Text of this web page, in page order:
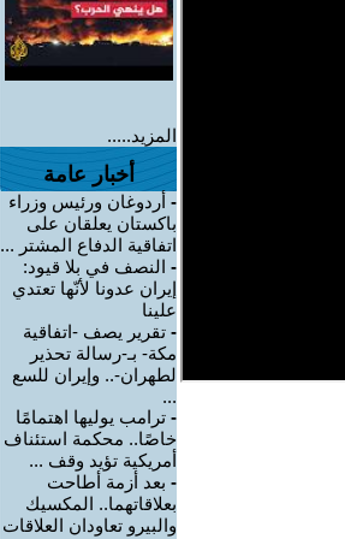
المزيد.....
أخبار عامة
- أردوغان ورئيس وزراء
باكستان يعلقان على
اتفاقية الدفاع المشتر ...
- النصف في بلا قيود:
إيران عدونا لأنّها تعتدي
علينا
- تقرير يصف -اتفاقية
مكة- بـ-رسالة تحذير
لطهران-.. وإيران للسع
...
- ترامب يوليها اهتمامًا
خاصًا.. محكمة استئناف
أمريكية تؤيد وقف ...
- بعد أزمة أطاحت
بعلاقاتهما.. المكسيك
والبيرو تعاودان العلاقات